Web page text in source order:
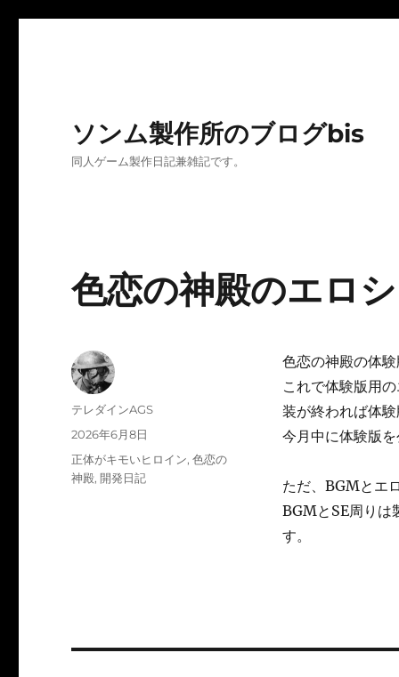
ソンム製作所のブログbis
同人ゲーム製作日記兼雑記です。
色恋の神殿のエロ
色恋の神殿の体
これで体験版用
装が終われば体
今月中に体験版
ただ、BGMとエ
BGMとSE周りは
す。
投
テレダインAGS
投
稿
日:
2026年6月8日
カ
テ
正体がキモいヒロイン,色恋の
神殿, 開発日記